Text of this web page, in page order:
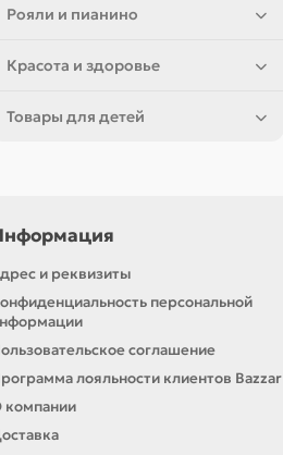
Рояли и пианино
Красота и здоровье
Товары для детей
и реквизиты
персональной
соглашение
лояльности клиентов Bazzar
компании